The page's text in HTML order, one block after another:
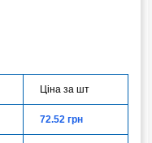
Ціна за шт
72.52 грн